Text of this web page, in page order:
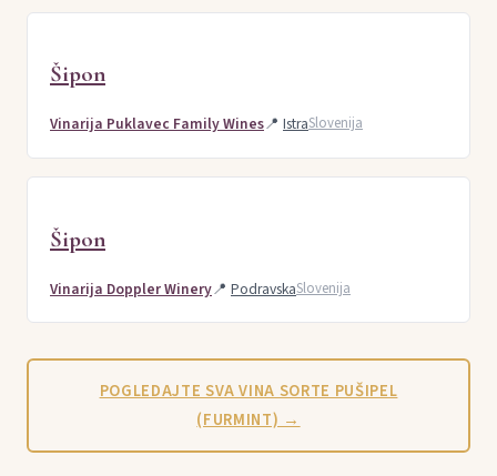
Šipon
Vinarija Puklavec Family Wines📍 IstraSlovenija
Šipon
Vinarija Doppler Winery📍 PodravskaSlovenija
POGLEDAJTE SVA VINA SORTE PUŠIPEL
(FURMINT) →